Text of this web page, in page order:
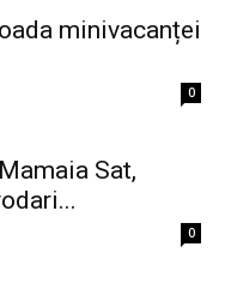
minivacanței
0
Sat,
0